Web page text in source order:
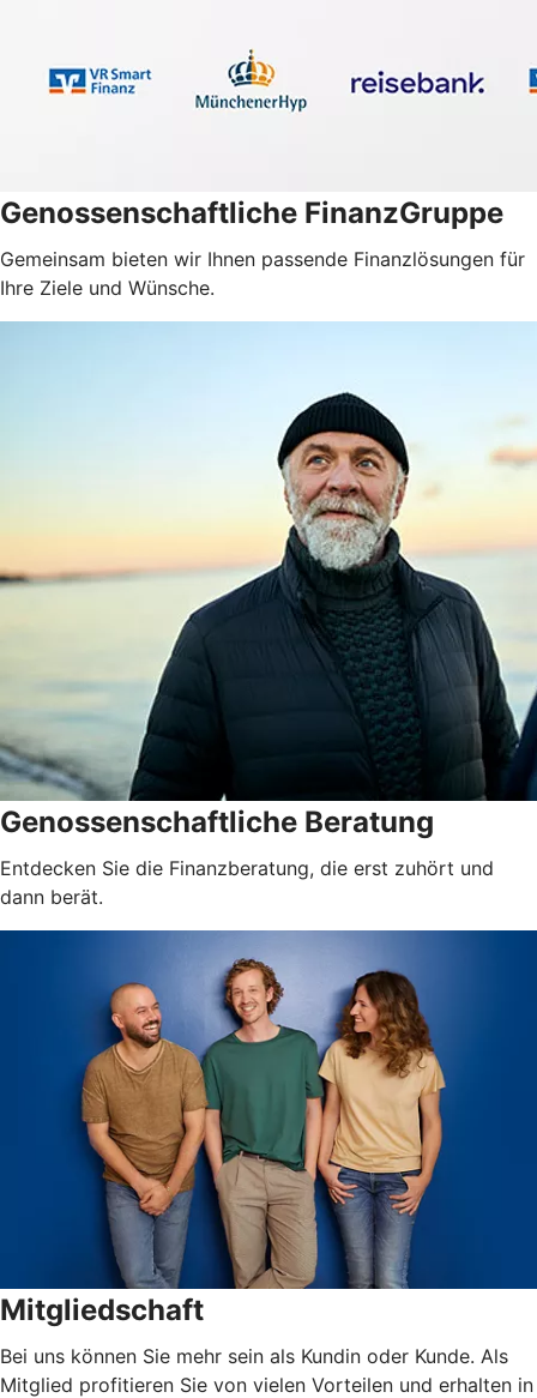
Genossenschaftliche FinanzGruppe
Gemeinsam bieten wir Ihnen passende Finanzlösungen für
Ihre Ziele und Wünsche.
Genossenschaftliche Beratung
Entdecken Sie die Finanzberatung, die erst zuhört und
dann berät.
Mitgliedschaft
Bei uns können Sie mehr sein als Kundin oder Kunde. Als
Mitglied profitieren Sie von vielen Vorteilen und erhalten in